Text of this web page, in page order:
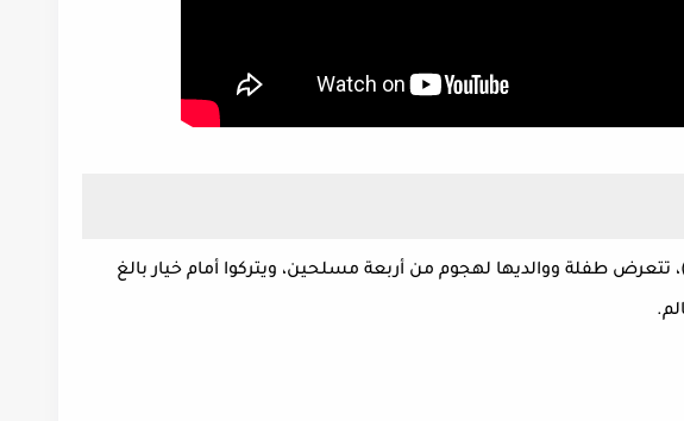
طفلة ووالديها لهجوم من أربعة مسلحين، ويتركوا أمام خيار بالغ